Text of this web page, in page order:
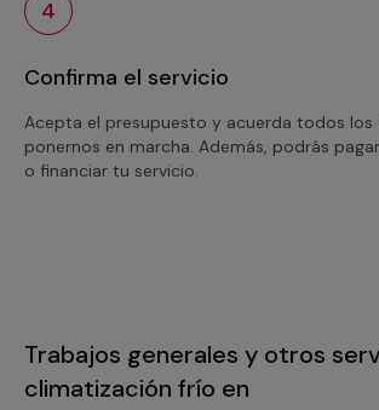
4
Confirma el servicio
Acepta el presupuesto y acuerda todos los
ponernos en marcha. Además, podrás
o financiar tu servicio.
Trabajos generales y otros
climatización frío en